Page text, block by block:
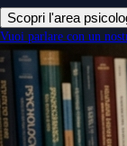
Scopri l'area
Vuoi parlare con un